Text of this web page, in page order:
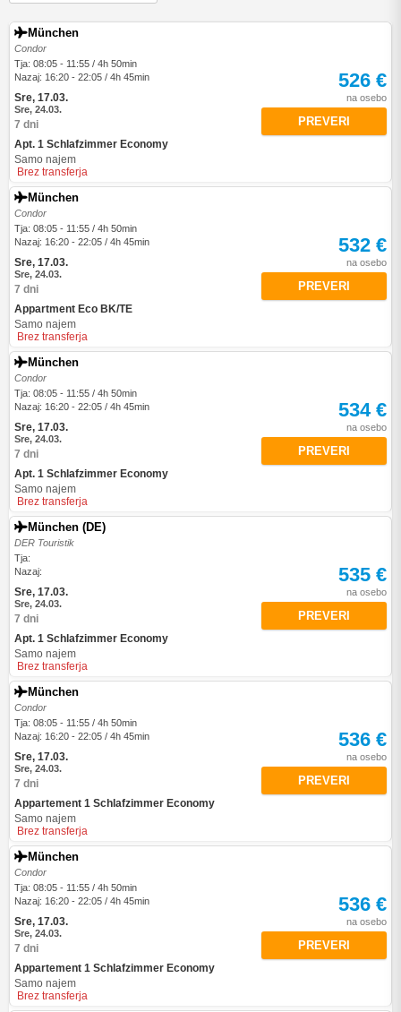
München
Condor
Tja: 08:05 - 11:55 / 4h 50min
Nazaj: 16:20 - 22:05 / 4h 45min
Sre, 17.03.
Sre, 24.03.
7 dni
Apt. 1 Schlafzimmer Economy
Samo najem
Brez transferja
526 €
na osebo
PREVERI
München
Condor
Tja: 08:05 - 11:55 / 4h 50min
Nazaj: 16:20 - 22:05 / 4h 45min
Sre, 17.03.
Sre, 24.03.
7 dni
Appartment Eco BK/TE
Samo najem
Brez transferja
532 €
na osebo
PREVERI
München
Condor
Tja: 08:05 - 11:55 / 4h 50min
Nazaj: 16:20 - 22:05 / 4h 45min
Sre, 17.03.
Sre, 24.03.
7 dni
Apt. 1 Schlafzimmer Economy
Samo najem
Brez transferja
534 €
na osebo
PREVERI
München (DE)
DER Touristik
Tja:
Nazaj:
Sre, 17.03.
Sre, 24.03.
7 dni
Apt. 1 Schlafzimmer Economy
Samo najem
Brez transferja
535 €
na osebo
PREVERI
München
Condor
Tja: 08:05 - 11:55 / 4h 50min
Nazaj: 16:20 - 22:05 / 4h 45min
Sre, 17.03.
Sre, 24.03.
7 dni
Appartement 1 Schlafzimmer Economy
Samo najem
Brez transferja
536 €
na osebo
PREVERI
München
Condor
Tja: 08:05 - 11:55 / 4h 50min
Nazaj: 16:20 - 22:05 / 4h 45min
Sre, 17.03.
Sre, 24.03.
7 dni
Appartement 1 Schlafzimmer Economy
Samo najem
Brez transferja
536 €
na osebo
PREVERI